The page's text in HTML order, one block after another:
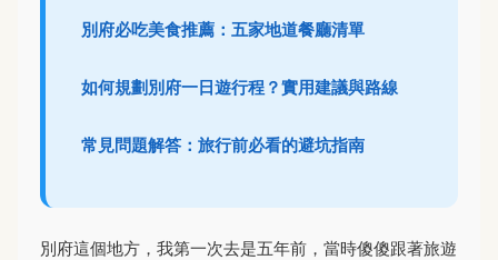
別府必吃美食推薦：五家地道餐廳清單
如何規劃別府一日遊行程？實用建議與路線
常見問題解答：旅行前必看的避坑指南
別府這個地方，我第一次去是五年前，當時傻傻跟著旅遊